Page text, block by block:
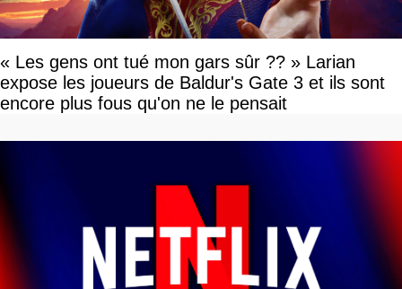
« Les gens ont tué mon gars sûr ?? » Larian
expose les joueurs de Baldur's Gate 3 et ils sont
encore plus fous qu'on ne le pensait